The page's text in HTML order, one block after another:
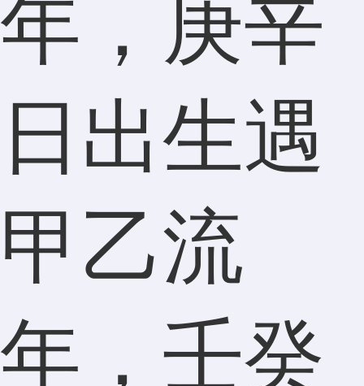
年，庚辛
日出生遇
甲乙流
年，壬癸